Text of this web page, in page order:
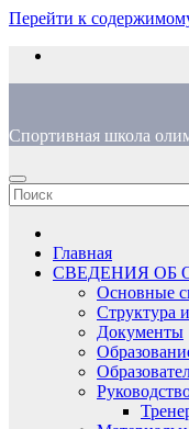
Перейти к
Спортивная школа
Главная
СВЕДЕНИЯ ОБ
Основные
Структура
Документы